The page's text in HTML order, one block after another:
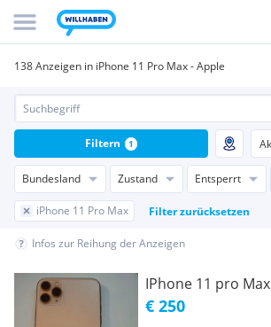
138 Anzeigen in iPhone 11 Pro Max - Apple
Bundesland Zustand Entsperrt
iPhone 11 Pro Max Filter zurücksetzen
Filtern 1
Infos zur Reihung der Anzeigen
IPhone 11 pro Max
€ 250